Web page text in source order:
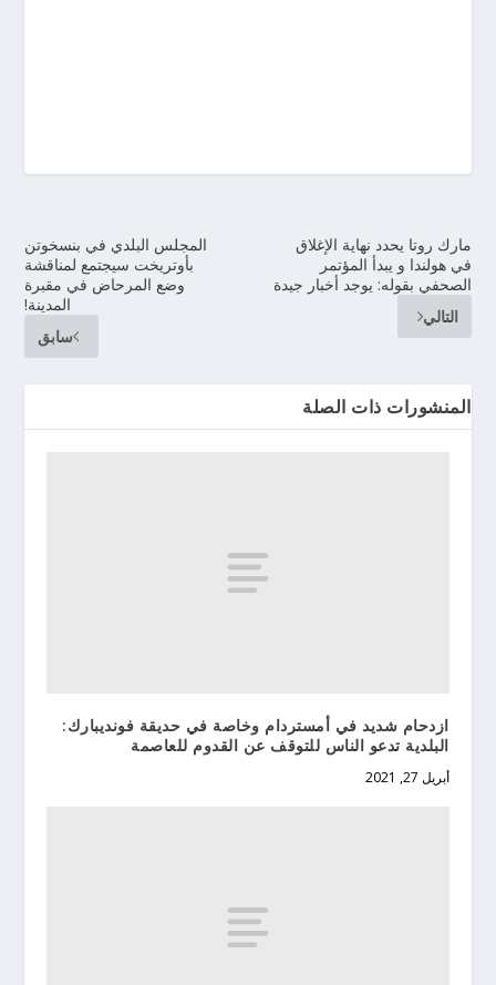
المجلس البلدي في بنسخوتن
بأوتريخت سيجتمع لمناقشة
وضع المرحاض في مقبرة
المدينة!
سابق
مارك روتا يحدد نهاية الإغلاق
في هولندا و يبدأ المؤتمر
الصحفي بقوله: يوجد أخبار جيدة
التالي
المنشورات ذات الصلة
ازدحام شديد في أمستردام وخاصة في حديقة فونديبارك:
البلدية تدعو الناس للتوقف عن القدوم للعاصمة
أبريل 27, 2021